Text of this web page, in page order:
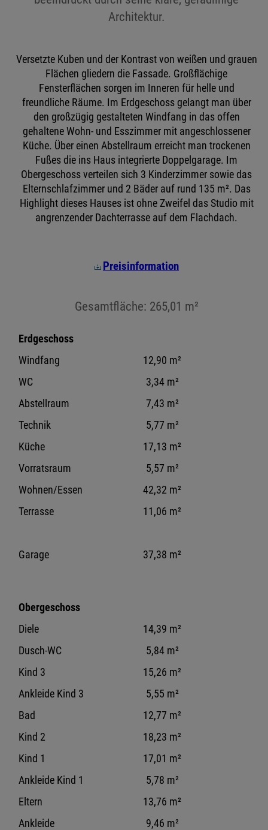
Architektur.
Versetzte Kuben und der Kontrast von weißen und grauen
Flächen gliedern die Fassade. Großflächige
Fensterflächen sorgen im Inneren für helle und
freundliche Räume. Im Erdgeschoss gelangt man über
den großzügig gestalteten Windfang in das offen
gehaltene Wohn- und Esszimmer mit angeschlossener
Küche. Über einen Abstellraum erreicht man trockenen
Fußes die ins Haus integrierte Doppelgarage. Im
Obergeschoss verteilen sich 3 Kinderzimmer sowie das
Elternschlafzimmer und 2 Bäder auf rund 135 m². Das
Highlight dieses Hauses ist ohne Zweifel das Studio mit
angrenzender Dachterrasse auf dem Flachdach.
Preisinformation
Gesamtfläche: 265,01 m²
Erdgeschoss
Windfang
12,90 m²
WC
3,34 m²
Abstellraum
7,43 m²
Technik
5,77 m²
Küche
17,13 m²
Vorratsraum
5,57 m²
Wohnen/Essen
42,32 m²
Terrasse
11,06 m²
Garage 37,38 m²
Obergeschoss
Diele
14,39 m²
Dusch-WC
5,84 m²
Kind 3
15,26 m²
Ankleide Kind 3
5,55 m²
Bad
12,77 m²
Kind 2
18,23 m²
Kind 1
17,01 m²
Ankleide Kind 1
5,78 m²
Eltern
13,76 m²
Ankleide
9,46 m²